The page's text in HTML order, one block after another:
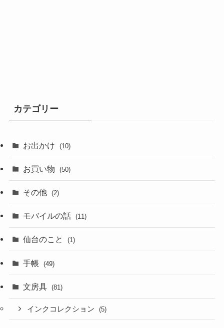
カテゴリー
お出かけ (10)
お買い物 (50)
その他 (2)
モバイルの話 (11)
仙台のこと (1)
手帳 (49)
文房具 (81)
インクコレクション (5)